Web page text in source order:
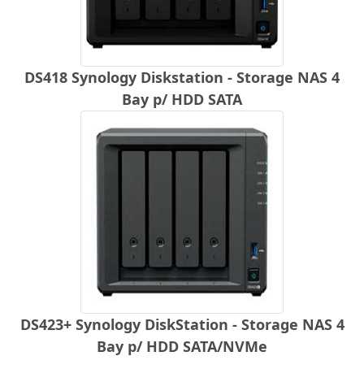
DS418 Synology Diskstation - Storage NAS 4
Bay p/ HDD SATA
DS423+ Synology DiskStation - Storage NAS 4
Bay p/ HDD SATA/NVMe